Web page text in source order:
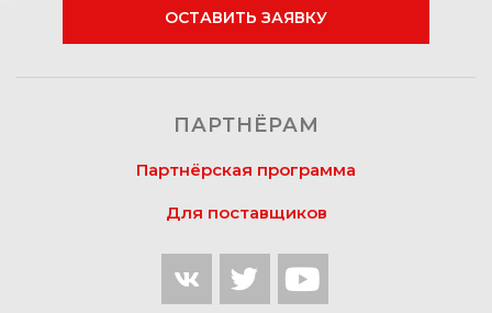
ОСТАВИТЬ ЗАЯВКУ
ПАРТНЁРАМ
Партнёрская программа
Для поставщиков